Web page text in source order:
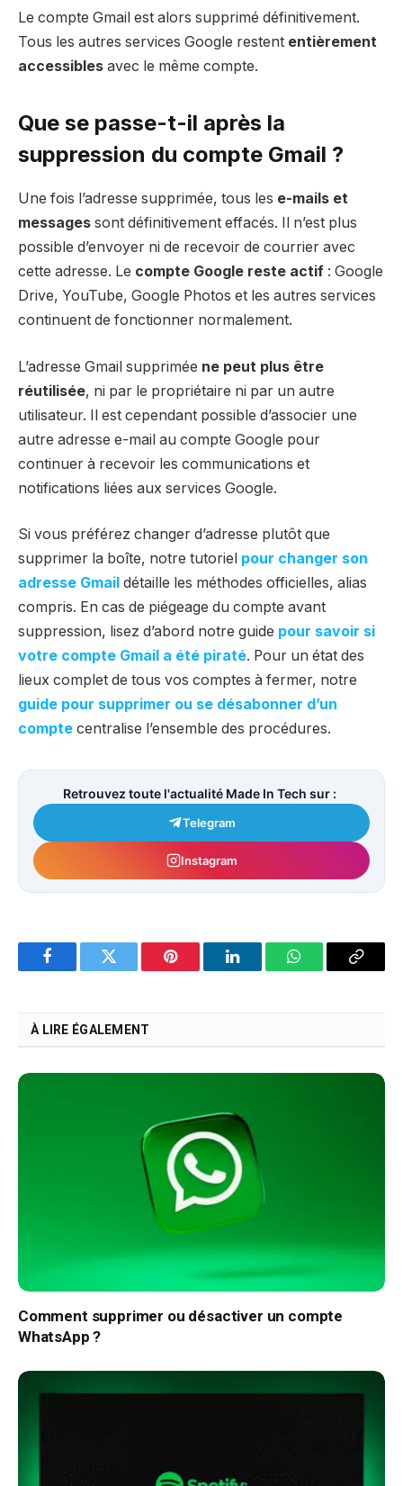
Le compte Gmail est alors supprimé définitivement.
Tous les autres services Google restent entièrement
accessibles avec le même compte.
Que se passe-t-il après la
suppression du compte Gmail ?
Une fois l’adresse supprimée, tous les e-mails et
messages sont définitivement effacés. Il n’est plus
possible d’envoyer ni de recevoir de courrier avec
cette adresse. Le compte Google reste actif : Google
Drive, YouTube, Google Photos et les autres services
continuent de fonctionner normalement.
L’adresse Gmail supprimée ne peut plus être
réutilisée, ni par le propriétaire ni par un autre
utilisateur. Il est cependant possible d’associer une
autre adresse e-mail au compte Google pour
continuer à recevoir les communications et
notifications liées aux services Google.
Si vous préférez changer d’adresse plutôt que
supprimer la boîte, notre tutoriel pour changer son
adresse Gmail détaille les méthodes officielles, alias
compris. En cas de piégeage du compte avant
suppression, lisez d’abord notre guide pour savoir si
votre compte Gmail a été piraté. Pour un état des
lieux complet de tous vos comptes à fermer, notre
guide pour supprimer ou se désabonner d’un
compte centralise l’ensemble des procédures.
Retrouvez toute l'actualité Made In Tech sur :
Telegram
Instagram
FacebookTwitter Pinterest LinkedInWhatsAppCopy
À LIRE ÉGALEMENT
Comment supprimer ou désactiver un compte
WhatsApp ?